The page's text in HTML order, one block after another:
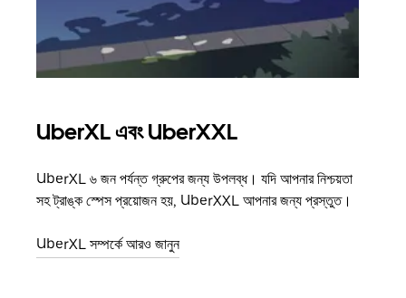
UberXL এবং UberXXL
UberXL ৬ জন পর্যন্ত গ্রুপের জন্য উপলব্ধ। যদি আপনার নিশ্চয়তা
সহ ট্রাঙ্ক স্পেস প্রয়োজন হয়, UberXXL আপনার জন্য প্রস্তুত।
UberXL সম্পর্কে আরও জানুন